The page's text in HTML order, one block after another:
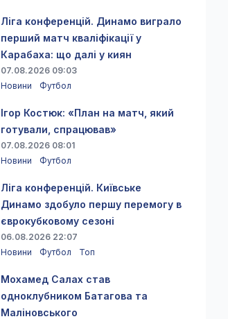
Ліга конференцій. Динамо виграло
перший матч кваліфікації у
Карабаха: що далі у киян
07.08.2026 09:03
Новини
Футбол
Ігор Костюк: «План на матч, який
готували, спрацював»
07.08.2026 08:01
Новини
Футбол
Ліга конференцій. Київське
Динамо здобуло першу перемогу в
єврокубковому сезоні
06.08.2026 22:07
Новини
Футбол Топ
Мохамед Салах став
одноклубником Батагова та
Маліновського